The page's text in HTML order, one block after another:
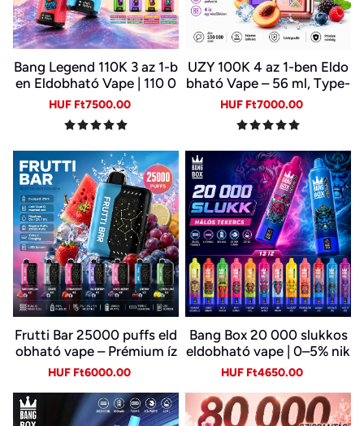
Bang Legend 110K 3 az 1-b
en Eldobható Vape | 110 0
00 Slukk | 3 Íz Egy Készülé
kben | Digitális Kijelző | Ty
pe-C
Sale
HUF Ft7500.00
UZY 100K 4 az 1-ben Eldo
bható Vape – 56 ml, Type-
C, LED kijelző | 4 Íz Egy Ké
szülékben
Sale
HUF Ft7000.00
Frutti Bar 25000 puffs eld
obható vape – Prémium íz
és sima gőz
Sale
HUF Ft6000.00
Bang Box 20 000 slukkos
eldobható vape | 0–5% nik
otin | újratölthető, Type-C
Sale
HUF Ft4650.00